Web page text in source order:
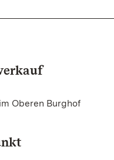
Oberen Burghof